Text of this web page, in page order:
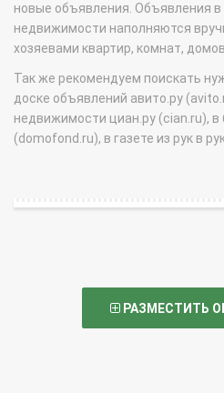
новые объявления. Объявления в
недвижимости наполняются
хозяевами квартир, комнат,
Так же рекомендуем поискать
доске объявлений авито.ру
недвижимости циан.ру (cian.ru),
(domofond.ru), в газете из рук в
РАЗМЕСТИТЬ